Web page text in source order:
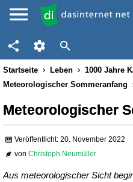
Startseite Leben 1000 Jahre
Meteorologischer Sommeranfang
Meteorologischer
Veröffentlicht: 20. November 2022
vonChristoph Neumüller
Aus meteorologischer Sicht